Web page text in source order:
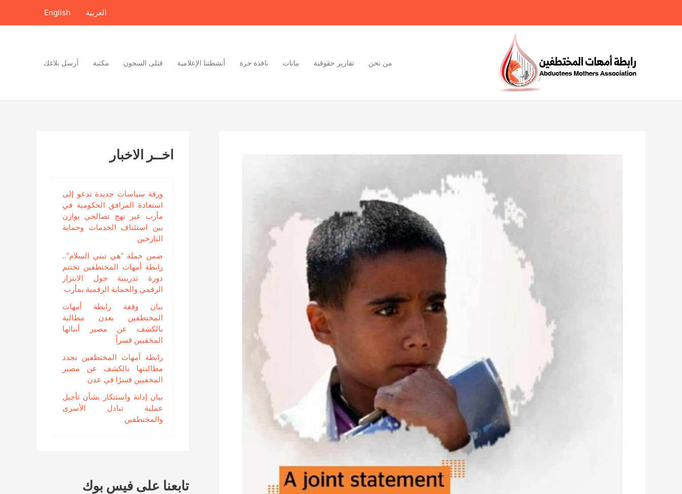
العربية English
من نحن تقارير حقوقية بيانات نافذة حرة أنشطتنا الإعلامية قتلى السجون مكتبة أرسل بلاغك
اخــر الاخبار
ورقة سياسات جديدة تدعو إلى
استعادة المرافق الحكومية في
مأرب عبر نهج تصالحي يوازن
بين استئناف الخدمات وحماية
النازحين
ضمن حملة “هي تبني السلام”..
رابطة أمهات المختطفين تختتم
دورة تدريبية حول الابتزاز
الرقمي والحماية الرقمية بمأرب
بيان وقفة رابطة أمهات
المختطفين بعدن مطالبة
بالكشف عن مصير أبنائها
المخفيين قسراً
رابطة أمهات المختطفين تجدد
مطالبتها بالكشف عن مصير
المخفيين قسرًا في عدن
بيان إدانة واستنكار بشأن تأجيل
عملية تبادل الأسرى
والمختطفين
تابعنا على فيس بوك